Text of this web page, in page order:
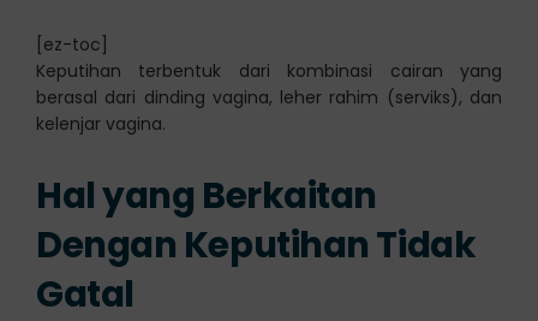
[ez-toc]
Keputihan terbentuk dari kombinasi cairan yang
berasal dari dinding vagina, leher rahim (serviks), dan
kelenjar vagina.
Hal yang Berkaitan
Dengan Keputihan Tidak
Gatal